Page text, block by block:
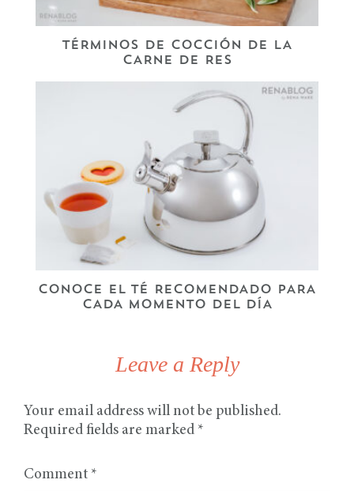
TÉRMINOS DE COCCIÓN DE LA
CARNE DE RES
CONOCE EL TÉ RECOMENDADO PARA
CADA MOMENTO DEL DÍA
Leave a Reply
Your email address will not be published.
Required fields are marked *
Comment *